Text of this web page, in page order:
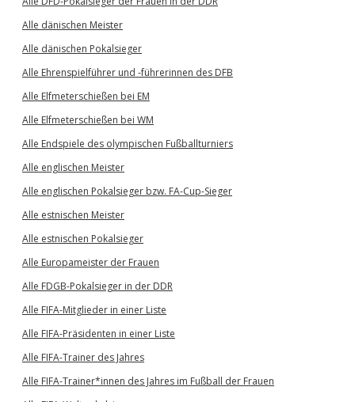
Alle dänischen Meister
Alle dänischen Pokalsieger
Alle Ehrenspielführer und -führerinnen des DFB
Alle Elfmeterschießen bei EM
Alle Elfmeterschießen bei WM
Alle Endspiele des olympischen Fußballturniers
Alle englischen Meister
Alle englischen Pokalsieger bzw. FA-Cup-Sieger
Alle estnischen Meister
Alle estnischen Pokalsieger
Alle Europameister der Frauen
Alle FDGB-Pokalsieger in der DDR
Alle FIFA-Mitglieder in einer Liste
Alle FIFA-Präsidenten in einer Liste
Alle FIFA-Trainer des Jahres
Alle FIFA-Trainer*innen des Jahres im Fußball der Frauen